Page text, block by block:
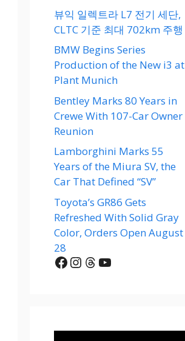
뷰익 일렉트라 L7 전기 세단,
CLTC 기준 최대 702km 주행
BMW Begins Series
Production of the New i3 at
Plant Munich
Bentley Marks 80 Years in
Crewe With 107-Car Owner
Reunion
Lamborghini Marks 55
Years of the Miura SV, the
Car That Defined “SV”
Toyota’s GR86 Gets
Refreshed With Solid Gray
Color, Orders Open August
28
Facebook
Instagram
Threads
YouTube